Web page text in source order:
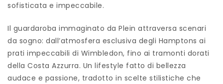
sofisticata e impeccabile.
Il guardaroba immaginato da Plein attraversa scenari
da sogno: dall’atmosfera esclusiva degli Hamptons ai
prati impeccabili di Wimbledon, fino ai tramonti dorati
della Costa Azzurra. Un lifestyle fatto di bellezza
audace e passione, tradotto in scelte stilistiche che